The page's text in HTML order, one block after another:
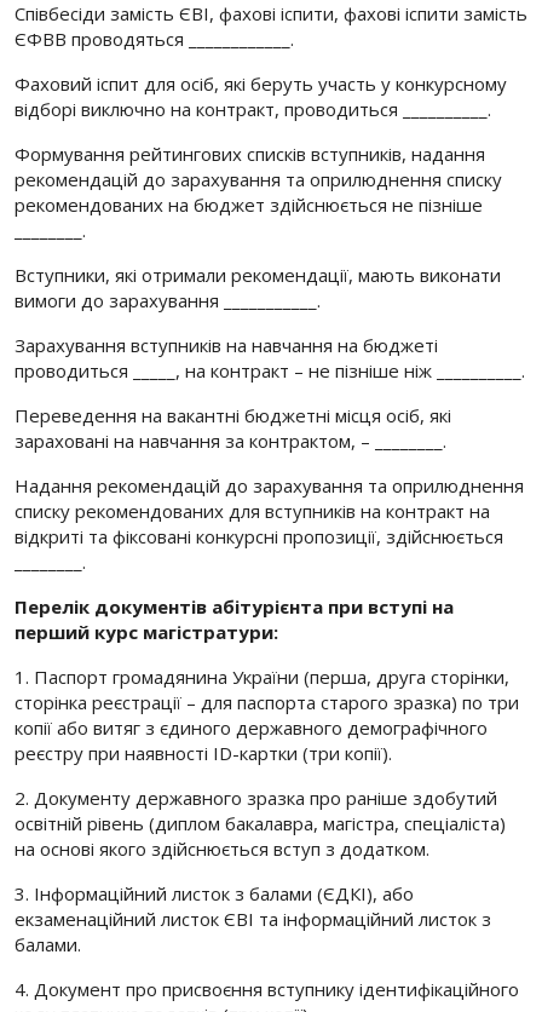
Співбесіди замість ЄВІ, фахові іспити, фахові іспити замість
ЄФВВ проводяться ____________.
Фаховий іспит для осіб, які беруть участь у конкурсному
відборі виключно на контракт, проводиться __________.
Формування рейтингових списків вступників, надання
рекомендацій до зарахування та оприлюднення списку
рекомендованих на бюджет здійснюється не пізніше
________.
Вступники, які отримали рекомендації, мають виконати
вимоги до зарахування ___________.
Зарахування вступників на навчання на бюджеті
проводиться _____, на контракт – не пізніше ніж __________.
Переведення на вакантні бюджетні місця осіб, які
зараховані на навчання за контрактом, – ________.
Надання рекомендацій до зарахування та оприлюднення
списку рекомендованих для вступників на контракт на
відкриті та фіксовані конкурсні пропозиції, здійснюється
________.
Перелік документів абітурієнта при вступі на
перший курс магістратури:
1. Паспорт громадянина України (перша, друга сторінки,
сторінка реєстрації – для паспорта старого зразка) по три
копії або витяг з єдиного державного демографічного
реєстру при наявності ID-картки (три копії).
2. Документу державного зразка про раніше здобутий
освітній рівень (диплом бакалавра, магістра, спеціаліста)
на основі якого здійснюється вступ з додатком.
3. Інформаційний листок з балами (ЄДКІ), або
екзаменаційний листок ЄВІ та інформаційний листок з
балами.
4. Документ про присвоєння вступнику ідентифікаційного